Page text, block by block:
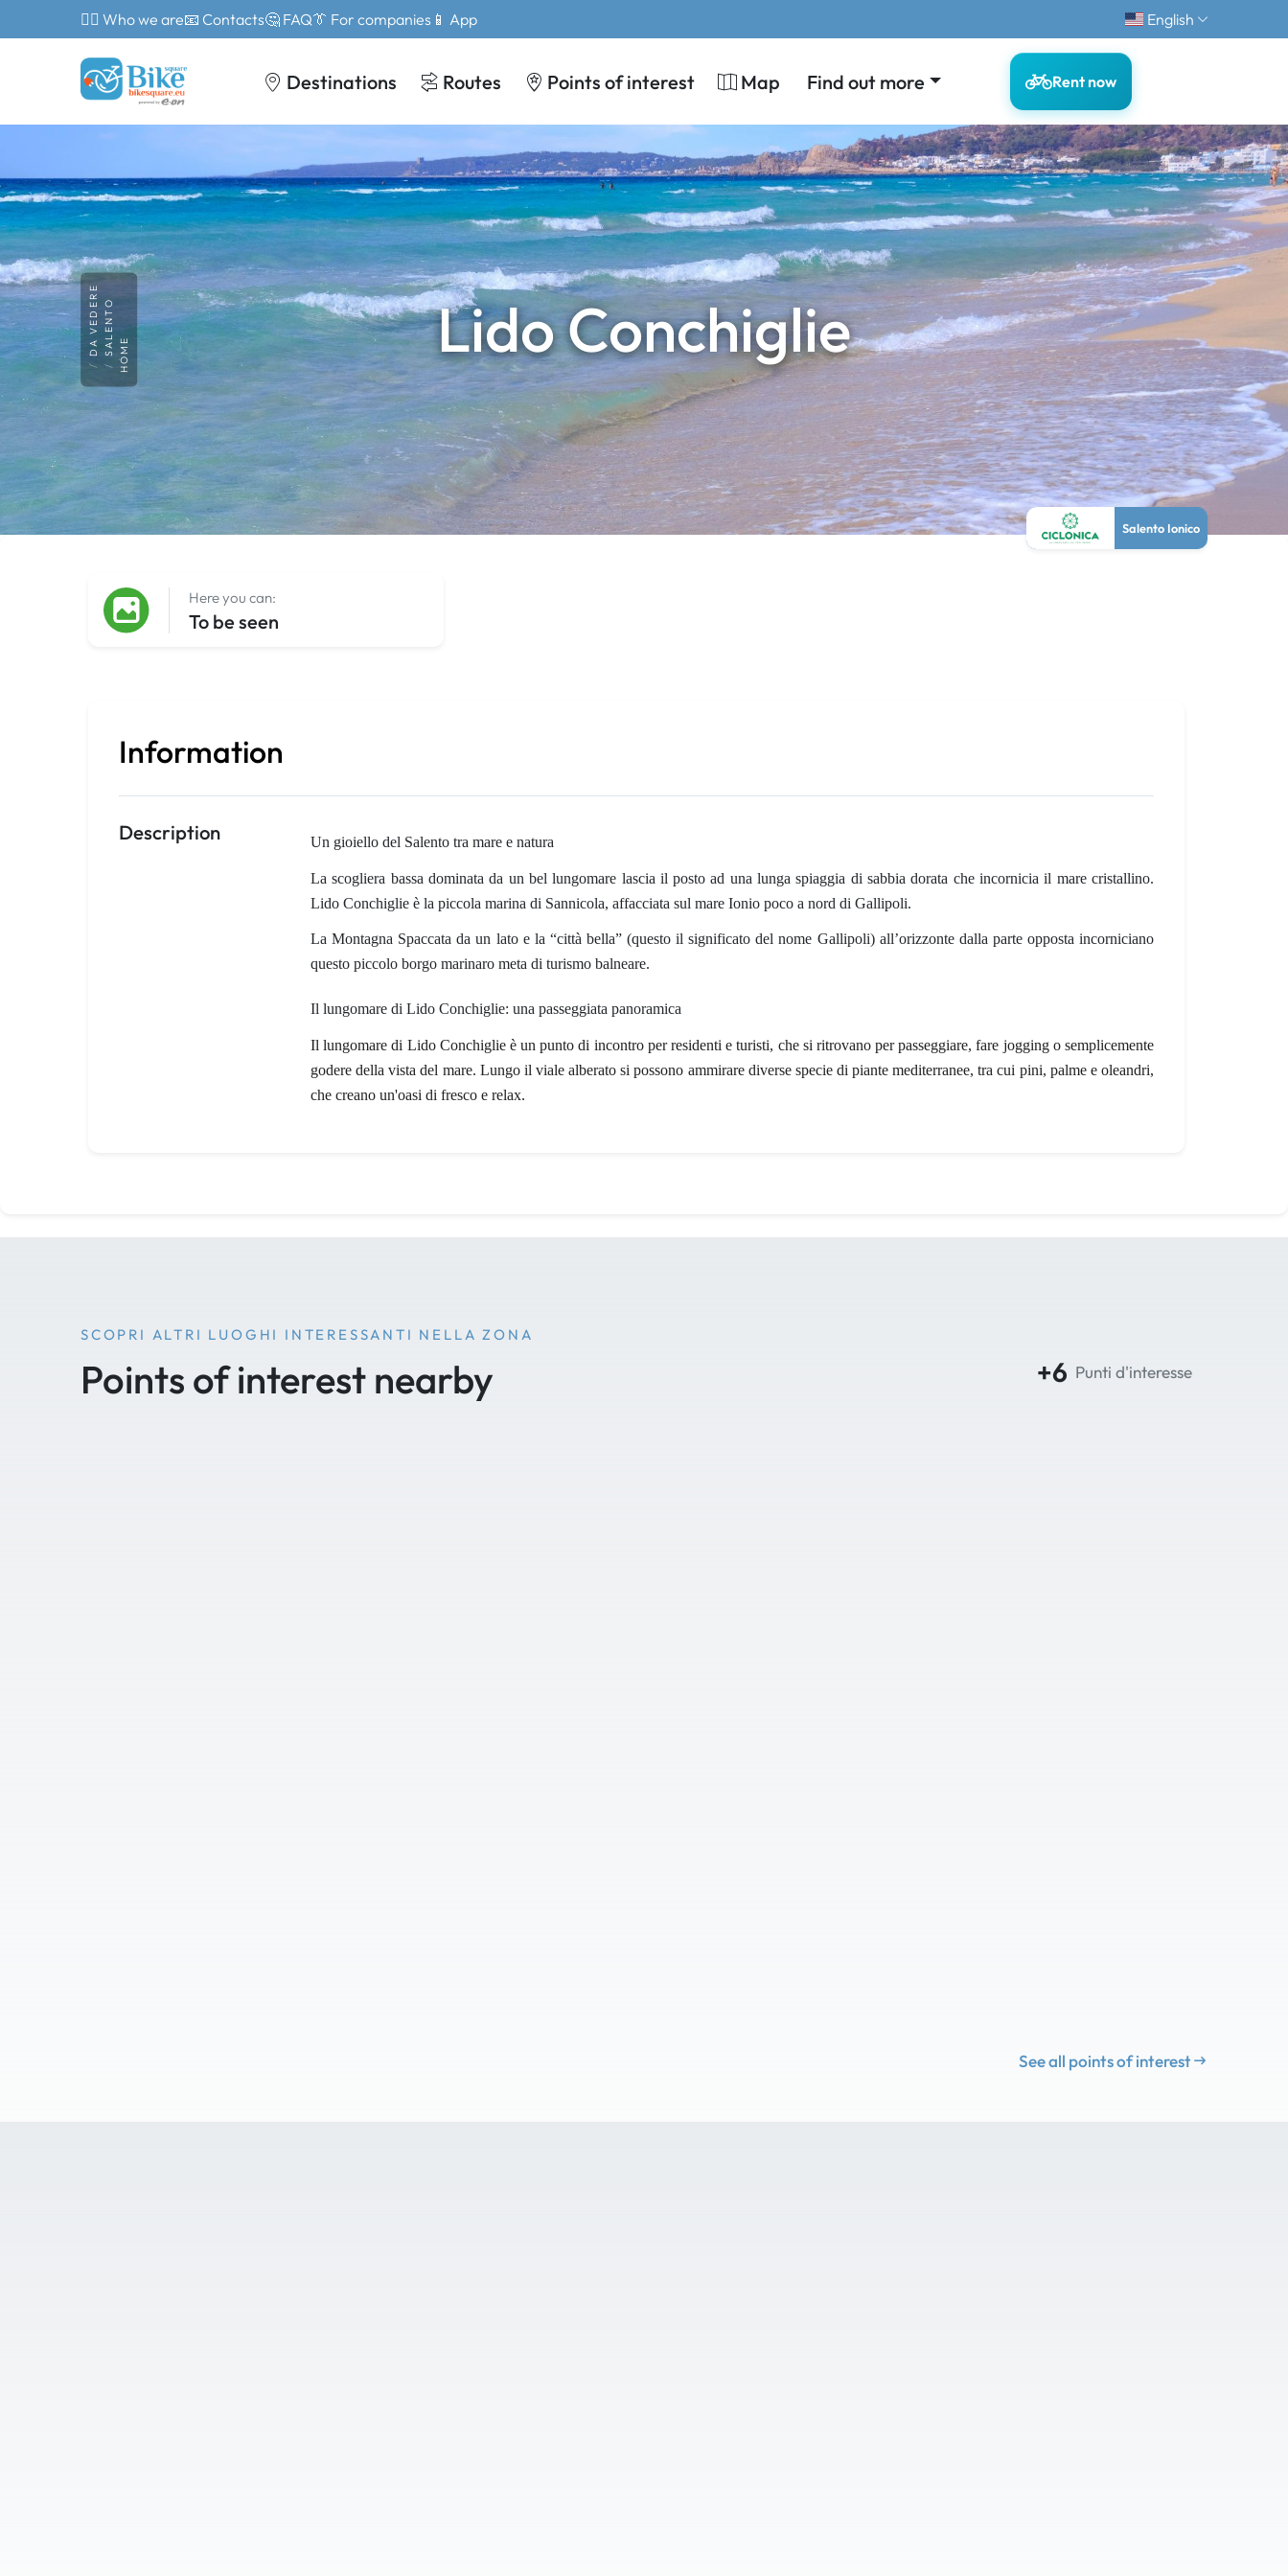
🙎‍♂️ Who we are📧 Contacts🤔 FAQ👔 For companies 📱 App English
Destinations Routes Points of interest Map Find out more Rent now
Lido Conchiglie
HOME
SALENTO
DA VEDERE
Salento Ionico
Here you can:
To be seen
Information
Description Un gioiello del Salento tra mare e natura
La scogliera bassa dominata da un bel lungomare lascia il posto ad una lunga spiaggia di sabbia dorata che incornicia il mare cristallino.
Lido Conchiglie è la piccola marina di Sannicola, affacciata sul mare Ionio poco a nord di Gallipoli.
La Montagna Spaccata da un lato e la “città bella” (questo il significato del nome Gallipoli) all’orizzonte dalla parte opposta incorniciano
questo piccolo borgo marinaro meta di turismo balneare.
Il lungomare di Lido Conchiglie: una passeggiata panoramica
Il lungomare di Lido Conchiglie è un punto di incontro per residenti e turisti, che si ritrovano per passeggiare, fare jogging o semplicemente
godere della vista del mare. Lungo il viale alberato si possono ammirare diverse specie di piante mediterranee, tra cui pini, palme e oleandri,
che creano un'oasi di fresco e relax.
SCOPRI ALTRI LUOGHI INTERESSANTI NELLA ZONA
Points of interest nearby +6 Punti d'interesse
See all points of interest